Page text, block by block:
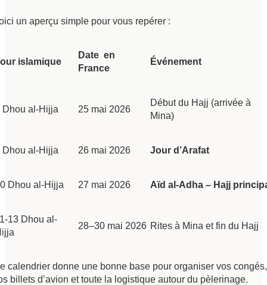
un aperçu simple pour vous repérer :
islamique
Date en
France
Événement
Dhou al-Hijja 25 mai 2026
Début du Hajj (arrivée à
Mina)
Dhou al-Hijja 26 mai 2026 Jour d’Arafat
Dhou al-Hijja 27 mai 2026 Aïd al-Adha – Hajj
13 Dhou al-
28–30 mai 2026 Rites à Mina et fin du Hajj
calendrier donne une bonne base pour organiser vos congés,
billets d’avion et toute la logistique autour du pèlerinage.